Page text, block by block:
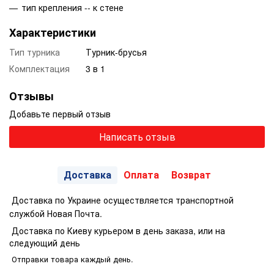
тип крепления -- к стене
Характеристики
Тип турника
Турник-брусья
Комплектация
3 в 1
Отзывы
Добавьте первый отзыв
Написать отзыв
Доставка Оплата Возврат
Доставка по Украине осуществляется транспортной
службой Новая Почта.
Доставка по Киеву курьером в день заказа, или на
следующий день
Отправки товара каждый день.